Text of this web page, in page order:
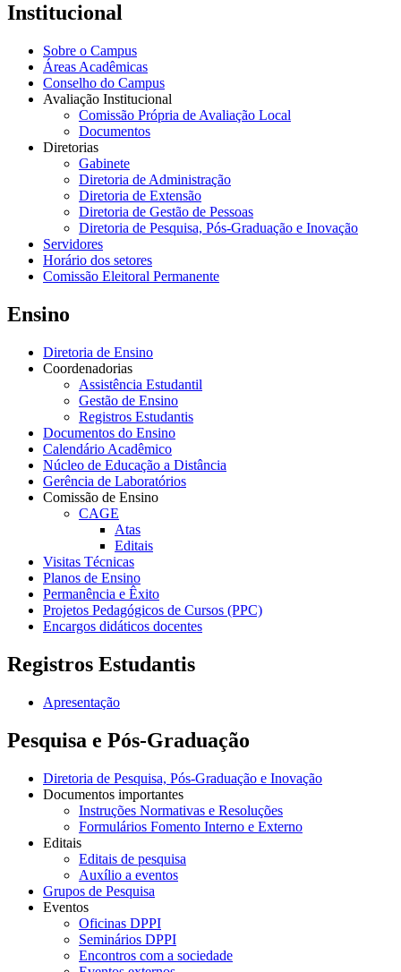
Institucional
Sobre o Campus
Áreas Acadêmicas
Conselho do Campus
Avaliação Institucional
Comissão Própria de Avaliação Local
Documentos
Diretorias
Gabinete
Diretoria de Administração
Diretoria de Extensão
Diretoria de Gestão de Pessoas
Diretoria de Pesquisa, Pós-Graduação e Inovação
Servidores
Horário dos setores
Comissão Eleitoral Permanente
Ensino
Diretoria de Ensino
Coordenadorias
Assistência Estudantil
Gestão de Ensino
Registros Estudantis
Documentos do Ensino
Calendário Acadêmico
Núcleo de Educação a Distância
Gerência de Laboratórios
Comissão de Ensino
CAGE
Atas
Editais
Visitas Técnicas
Planos de Ensino
Permanência e Êxito
Projetos Pedagógicos de Cursos (PPC)
Encargos didáticos docentes
Registros Estudantis
Apresentação
Pesquisa e Pós-Graduação
Diretoria de Pesquisa, Pós-Graduação e Inovação
Documentos importantes
Instruções Normativas e Resoluções
Formulários Fomento Interno e Externo
Editais
Editais de pesquisa
Auxílio a eventos
Grupos de Pesquisa
Eventos
Oficinas DPPI
Seminários DPPI
Encontros com a sociedade